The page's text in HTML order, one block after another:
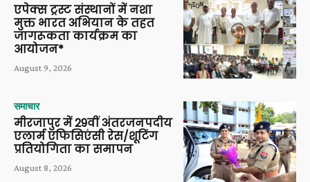
एपेक्स ट्रस्ट संस्थानों में नशा
मुक्त भारत अभियान के तहत
जागरूकता कार्यक्रम का
आयोजन*
August 9, 2026
समाचार
मीरजापुर में 29वीं अंतरजनपदीय
एलार्म एफिसिएंसी रेस/शूटिंग
प्रतियोगिता का समापन
August 8, 2026